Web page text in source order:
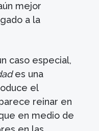
mejor
a la
caso especial,
es una
el
reinar en
en medio de